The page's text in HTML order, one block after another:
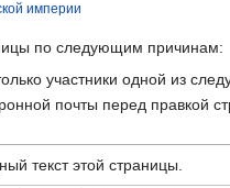
империи
по следующим причинам:
участники одной из
почты перед правкой
текст этой страницы.